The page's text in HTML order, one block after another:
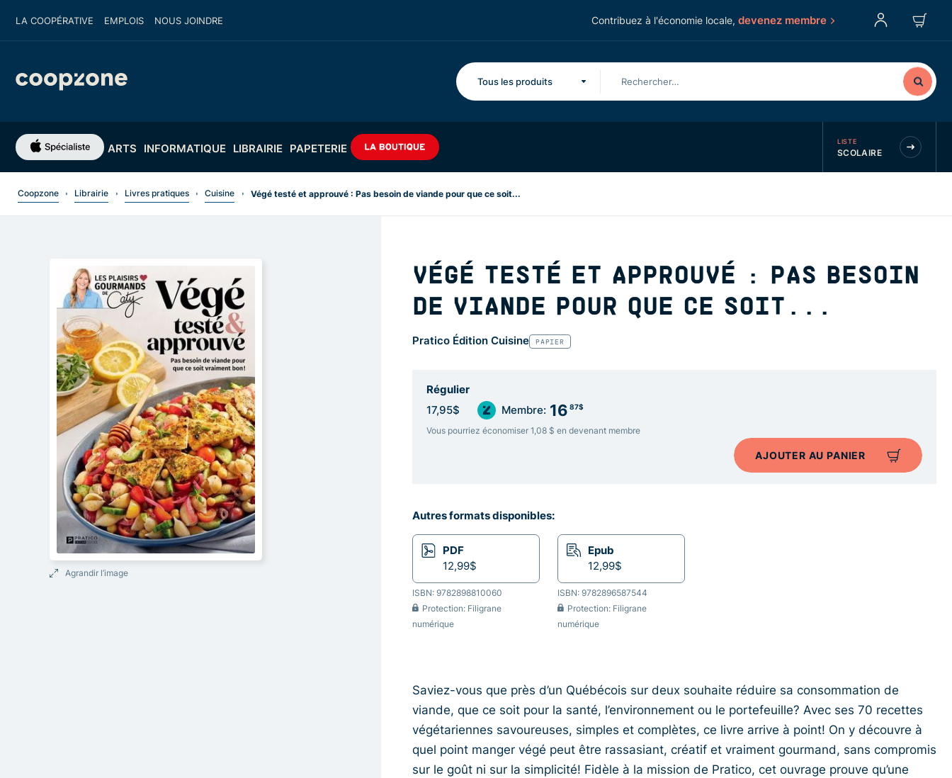
LA COOPÉRATIVE EMPLOIS NOUS JOINDRE Contribuez à l'économie locale, devenez membre
Tous les produits
ARTS INFORMATIQUE LIBRAIRIE PAPETERIE LISTE
SCOLAIRE
Coopzone Librairie Livres pratiques Cuisine Végé testé et approuvé : Pas besoin de viande pour que ce soit...
Agrandir l’image
VÉGÉ TESTÉ ET APPROUVÉ : PAS BESOIN
DE VIANDE POUR QUE CE SOIT...
Pratico Édition Cuisine PAPIER
Régulier
17,95$ Membre: 16 87$
Vous pourriez économiser 1,08 $ en devenant membre
AJOUTER AU PANIER
Autres formats disponibles:
PDF
12,99$
ISBN: 9782898810060
Protection: Filigrane
numérique
Epub
12,99$
ISBN: 9782896587544
Protection: Filigrane
numérique
Saviez-vous que près d’un Québécois sur deux souhaite réduire sa consommation de
viande, que ce soit pour la santé, l’environnement ou le portefeuille? Avec ses 70 recettes
végétariennes savoureuses, simples et complètes, ce livre arrive à point! On y découvre à
quel point manger végé peut être rassasiant, créatif et vraiment gourmand, sans compromis
sur le goût ni sur la simplicité! Fidèle à la mission de Pratico, cet ouvrage prouve qu’une